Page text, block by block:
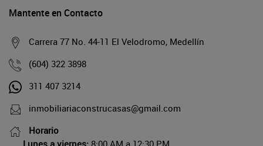
Mantente en Contacto
Carrera 77 No. 44-11 El Velodromo, Medellín
(604) 322 3898
311 407 3214
inmobiliariaconstrucasas@gmail.com
Horario